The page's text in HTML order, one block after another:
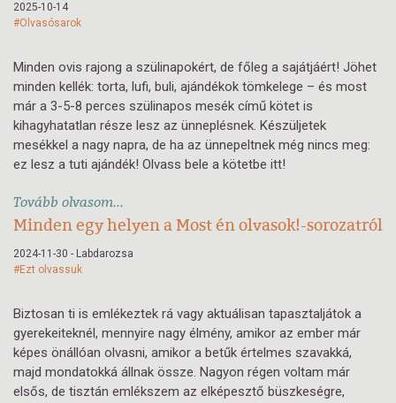
2025-10-14
#Olvasósarok
Minden ovis rajong a szülinapokért, de főleg a sajátjáért! Jöhet
minden kellék: torta, lufi, buli, ajándékok tömkelege – és most
már a 3-5-8 perces szülinapos mesék című kötet is
kihagyhatatlan része lesz az ünneplésnek. Készüljetek
mesékkel a nagy napra, de ha az ünnepeltnek még nincs meg:
ez lesz a tuti ajándék! Olvass bele a kötetbe itt!
Tovább olvasom...
Minden egy helyen a Most én olvasok!-sorozatról
2024-11-30 - Labdarozsa
#Ezt olvassuk
Biztosan ti is emlékeztek rá vagy aktuálisan tapasztaljátok a
gyerekeiteknél, mennyire nagy élmény, amikor az ember már
képes önállóan olvasni, amikor a betűk értelmes szavakká,
majd mondatokká állnak össze. Nagyon régen voltam már
elsős, de tisztán emlékszem az elképesztő büszkeségre,